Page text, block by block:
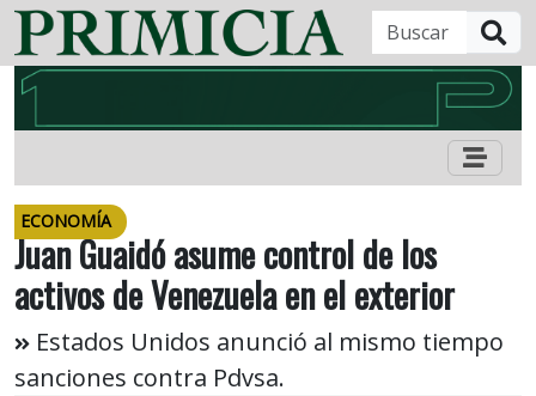
ECONOMÍA
Juan Guaidó asume control de los
activos de Venezuela en el exterior
Estados Unidos anunció al mismo tiempo
sanciones contra Pdvsa.